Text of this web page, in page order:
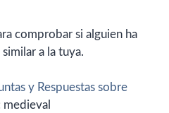
comprobar si alguien ha
a la tuya.
y Respuestas sobre
medieval